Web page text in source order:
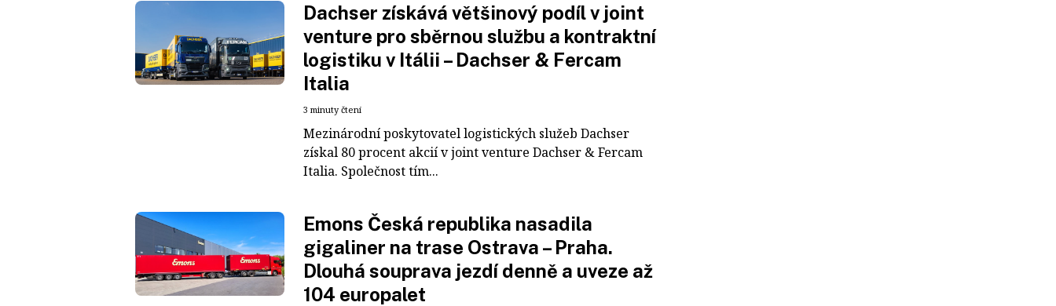
Dachser získává většinový podíl v joint
venture pro sběrnou službu a kontraktní
logistiku v Itálii – Dachser & Fercam
Italia
3 minuty čtení
Mezinárodní poskytovatel logistických služeb Dachser
získal 80 procent akcií v joint venture Dachser & Fercam
Italia. Společnost tím...
Emons Česká republika nasadila
gigaliner na trase Ostrava – Praha.
Dlouhá souprava jezdí denně a uveze až
104 europalet